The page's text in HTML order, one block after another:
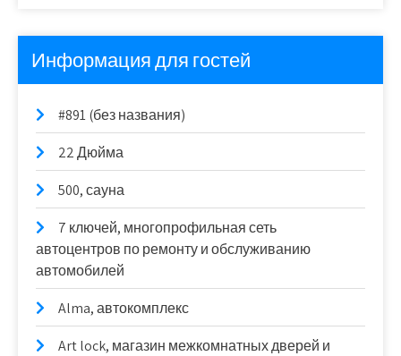
Информация для гостей
#891 (без названия)
22 Дюйма
500, сауна
7 ключей, многопрофильная сеть
автоцентров по ремонту и обслуживанию
автомобилей
Alma, автокомплекс
Art lock, магазин межкомнатных дверей и